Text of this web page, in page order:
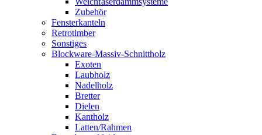
Zubehör
Fensterkanteln
Retrotimber
Sonstiges
Blockware-Massiv-Schnittholz
Exoten
Laubholz
Nadelholz
Bretter
Dielen
Kantholz
Latten/Rahmen